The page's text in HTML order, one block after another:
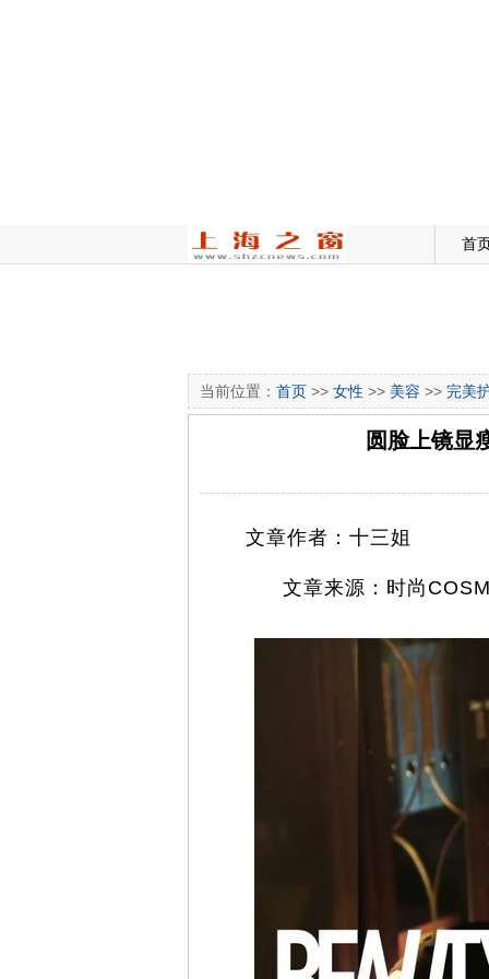
首
当前位置： 首页 >> 女性 >> 美容 >> 完美
圆脸上镜显
文章作者：十三姐
文章来源：时尚